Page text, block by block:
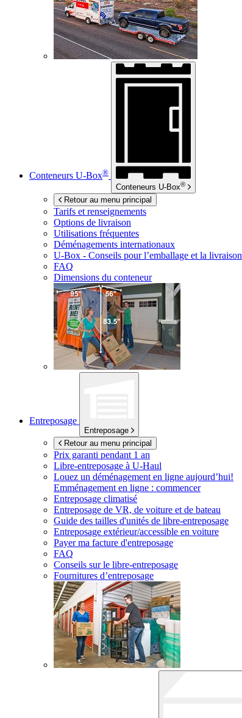
Conteneurs U-Box®
Conteneurs U-Box®
Retour au menu principal
Tarifs et renseignements
Options de livraison
Utilisations fréquentes
Déménagements internationaux
U-Box - Conseils pour l’emballage et la livraison
FAQ
Dimensions du conteneur
Entreposage
Entreposage
Retour au menu principal
Prix garanti pendant 1 an
Libre-entreposage à U-Haul
Louez un déménagement en ligne aujourd’hui!
Emménagement en ligne : commencer
Entreposage climatisé
Entreposage de VR, de voiture et de bateau
Guide des tailles d'unités de libre-entreposage
Entreposage extérieur/accessible en voiture
Payer ma facture d'entreposage
FAQ
Conseils sur le libre-entreposage
Fournitures d’entreposage